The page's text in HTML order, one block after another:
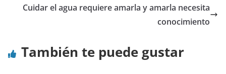
Cuidar el agua requiere amarla y amarla necesita
conocimiento
También te puede gustar